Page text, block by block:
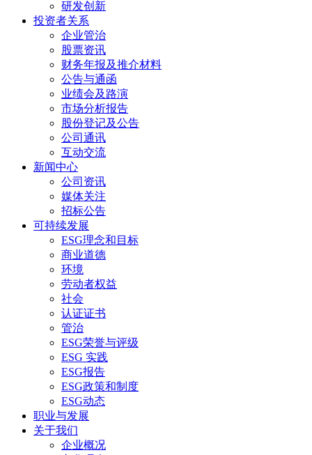
研发创新
投资者关系
企业管治
股票资讯
财务年报及推介材料
公告与通函
业绩会及路演
市场分析报告
股份登记及公告
公司通讯
互动交流
新闻中心
公司资讯
媒体关注
招标公告
可持续发展
ESG理念和目标
商业道德
环境
劳动者权益
社会
认证证书
管治
ESG荣誉与评级
ESG 实践
ESG报告
ESG政策和制度
ESG动态
职业与发展
关于我们
企业概况